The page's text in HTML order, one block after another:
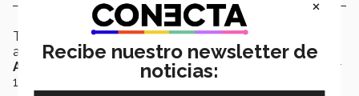
Trabajar bajo su liderazgo representaba una aventura
apasionante llena de retos y retribuciones, mencionó
Ana Porthnoy
, quien fue profesora de la Institución por
16 años.
×
Recibe nuestro newsletter de
noticias: